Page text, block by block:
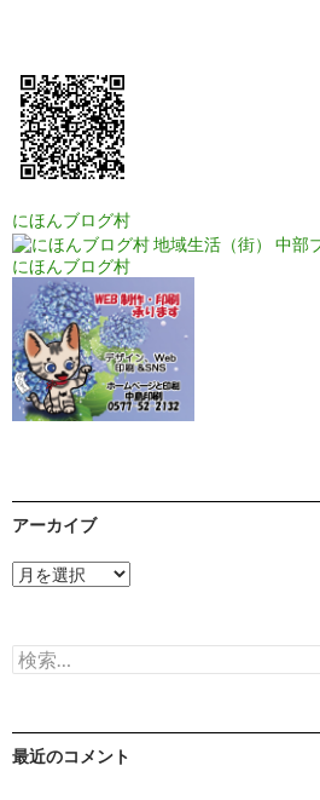
にほんブログ村
にほんブログ村
アーカイブ
ア
ー
ブ
検
索:
最近のコメント